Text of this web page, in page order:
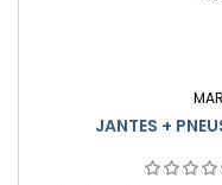
JANTES +